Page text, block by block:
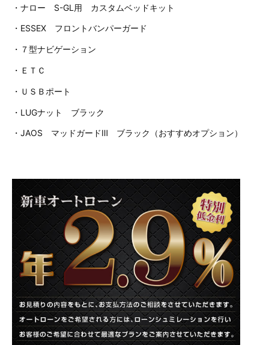
・ナロー S-GL用 カスタムベッドキット
・ESSEX フロントバンパーガード
・７型ナビゲーション
・ＥＴＣ
・ＵＳＢポート
・LUGナット ブラック
・JAOS マッドガードⅢ ブラック（おすすめオプション）